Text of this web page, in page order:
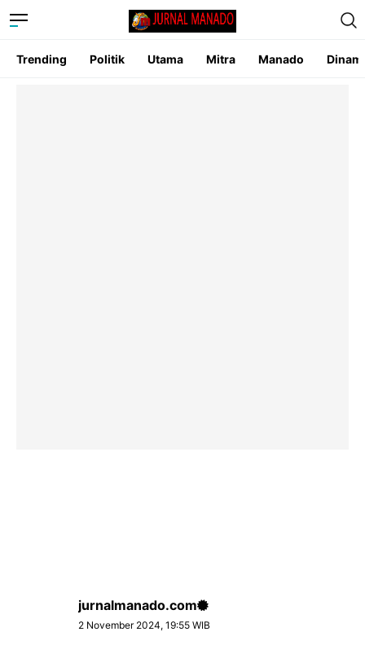
Trending Politik Utama Mitra Manado
jurnalmanado.com
2 November 2024, 19:55 WIB